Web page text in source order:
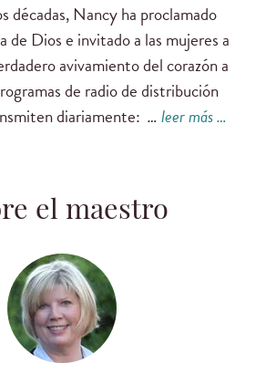
décadas, Nancy ha proclamado
de Dios e invitado a las mujeres a
avivamiento del corazón a
de radio de distribución
diariamente: …leer más …
el maestro